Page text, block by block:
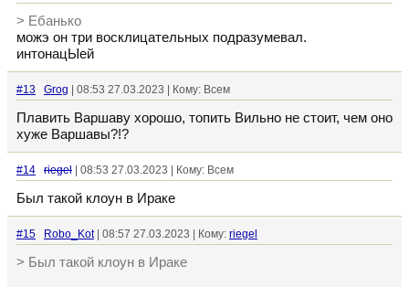
> Ебанько
можэ он три восклицательных подразумевал.
интонацЫей
#13 Grog | 08:53 27.03.2023 | Кому: Всем
Плавить Варшаву хорошо, топить Вильно не стоит, чем оно
хуже Варшавы?!?
#14 riegel | 08:53 27.03.2023 | Кому: Всем
Был такой клоун в Ираке
#15 Robo_Kot| 08:57 27.03.2023 | Кому: riegel
> Был такой клоун в Ираке